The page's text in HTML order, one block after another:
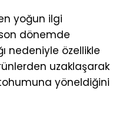
yoğun ilgi
dönemde
nedeniyle özellikle
uzaklaşarak
yöneldiğini